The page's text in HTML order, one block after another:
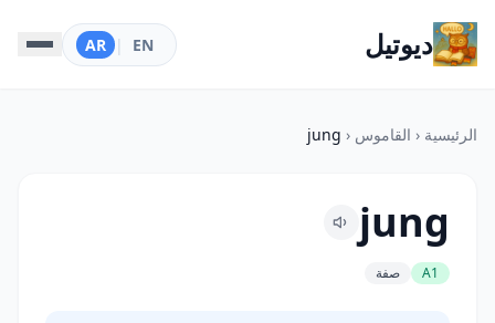
ديوتيل EN
|
AR
الرئيسية ‹ القاموس ‹
jung
jung
A1 صفة